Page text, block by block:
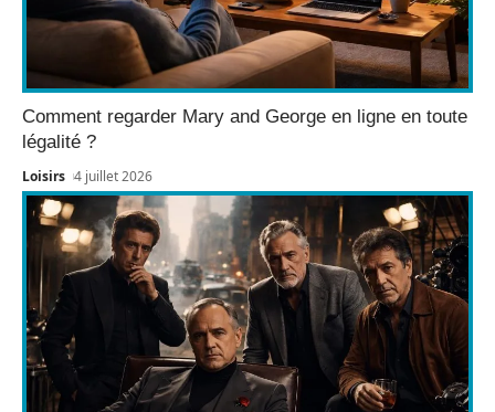
Comment regarder Mary and George en ligne en toute
légalité ?
Loisirs 4 juillet 2026